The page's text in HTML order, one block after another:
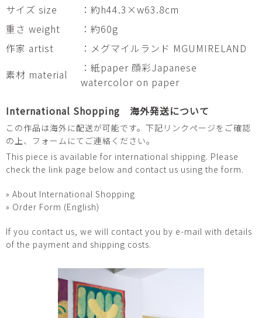
サイズ size
：約h44.3×w63.8cm
重さ weight
：約60g
作家 artist
：メグマイルランド MGUMIRELAND
素材 material
：紙paper 顔彩Japanese
watercolor on paper
International Shopping 海外発送について
この作品は海外に配送が可能です。下記リンクページをご確認
の上、フォームにてご連絡ください。
This piece is available for international shipping. Please
check the link page below and contact us using the form.
» About International Shopping
» Order Form (English)
If you contact us, we will contact you by e-mail with details
of the payment and shipping costs.